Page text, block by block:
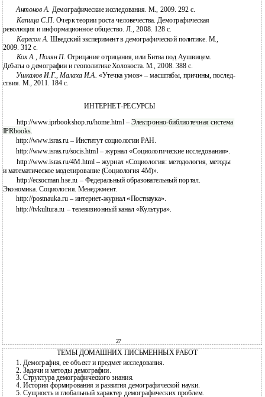
Антонов А. Демографические исследования. М., 2009. 292 с.
Капица С.П. Очерк теории роста человечества. Демографическая
революция и информационное общество. Л., 2008. 128 с.
Карлсон А.Шведский эксперимент в демографической политике. М.,
2009. 312 с.
Кох А., Полян П. Отрицание отрицания, или Битва под Аушвицем.
Дебаты о демографии и геополитике Холокоста. М., 2008. 388 с.
Ушкалов И.Г., Малаха И.А. «Утечка умов» – масштабы, причины, послед-
ствия. М., 2011. 184 с.
ИНТЕРНЕТ-РЕСУРСЫ
http://www.iprbookshop.ru/home.html – Электронно-библиотечная система
IPRbooks.
http://www.isras.ru – Институт социологии РАН.
http://www.isras.ru/socis.html – журнал «Социологические исследования».
http://www.isras.ru/4M.html – журнал «Социология: методология, методы
и математическое моделирование (Социология 4М)».
http://ecsocman.hse.ru – Федеральный образовательный портал.
Экономика. Социология. Менеджмент.
http://postnauka.ru – интернет-журнал «Постнаука».
http://tvkultura.ru – телевизионный канал «Культура».
27
ТЕМЫ ДОМАШНИХ ПИСЬМЕННЫХ РАБОТ
1. Демография, ее объект и предмет исследования.
2. Задачи и методы демографии.
3. Структура демографического знания.
4. История формирования и развития демографической науки.
5. Сущность и глобальный характер демографических проблем.